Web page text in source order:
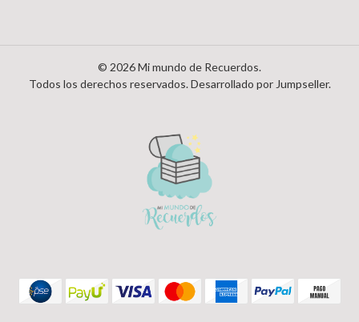
© 2026 Mi mundo de Recuerdos.
Todos los derechos reservados.Desarrollado por Jumpseller.